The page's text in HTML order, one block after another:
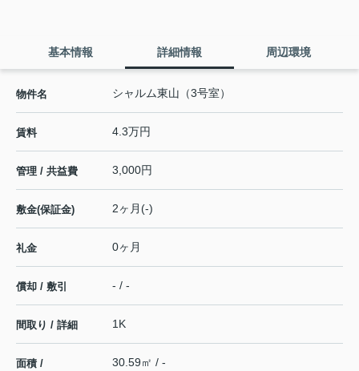
基本情報 詳細情報 周辺環境
物件名 シャルム東山（3号室）
賃料 4.3万円
管理 / 共益費 3,000円
敷金(保証金) 2ヶ月(-)
礼金 0ヶ月
償却 / 敷引 - / -
間取り / 詳細 1K
面積 /
30.59㎡ / -